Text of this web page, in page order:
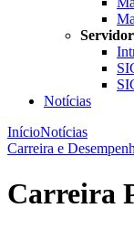
Notícias
InícioNotícias
Carreira e
Carreira